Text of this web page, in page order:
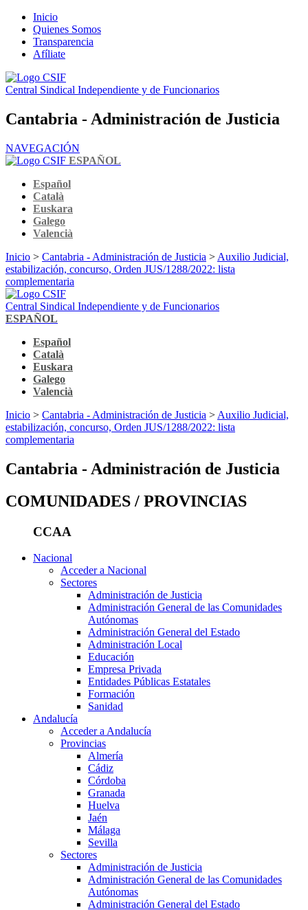
Inicio
Quienes Somos
Transparencia
Afíliate
Central Sindical Independiente y de Funcionarios
Cantabria - Administración de Justicia
NAVEGACIÓN
ESPAÑOL
Español
Català
Euskara
Galego
Valencià
Inicio > Cantabria - Administración de Justicia > Auxilio Judicial,
estabilización, concurso, Orden JUS/1288/2022: lista
complementaria
Central Sindical Independiente y de Funcionarios
ESPAÑOL
Español
Català
Euskara
Galego
Valencià
Inicio > Cantabria - Administración de Justicia > Auxilio Judicial,
estabilización, concurso, Orden JUS/1288/2022: lista
complementaria
Cantabria - Administración de Justicia
COMUNIDADES / PROVINCIAS
CCAA
Nacional
Acceder a Nacional
Sectores
Administración de Justicia
Administración General de las Comunidades
Autónomas
Administración General del Estado
Administración Local
Educación
Empresa Privada
Entidades Públicas Estatales
Formación
Sanidad
Andalucía
Acceder a Andalucía
Provincias
Almería
Cádiz
Córdoba
Granada
Huelva
Jaén
Málaga
Sevilla
Sectores
Administración de Justicia
Administración General de las Comunidades
Autónomas
Administración General del Estado